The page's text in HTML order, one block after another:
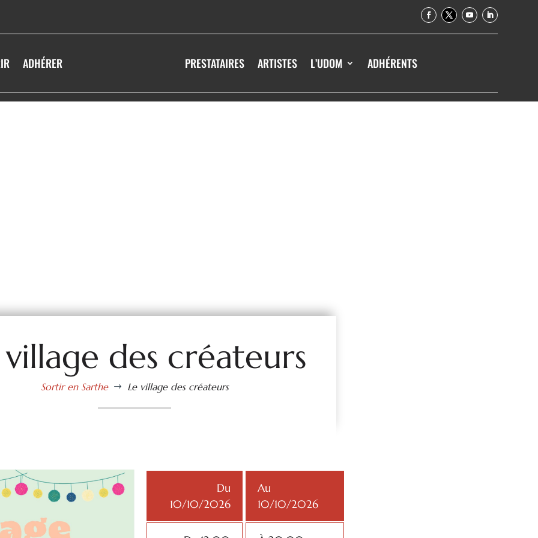
ADHÉRER PRESTATAIRES ARTISTES L’UDOM ADHÉRENTS
des créateurs
Sortir en Sarthe $ Le village des créateurs
Du
10/10/2026
Au
10/10/2026